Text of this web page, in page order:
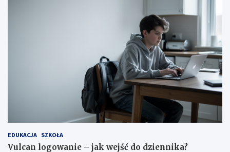
EDUKACJA SZKOŁA
Vulcan logowanie – jak wejść do dziennika?